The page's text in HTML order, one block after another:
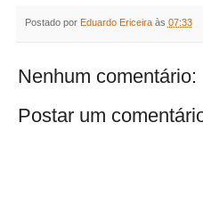
Postado por Eduardo Ericeira às 07:33
Nenhum comentário:
Postar um